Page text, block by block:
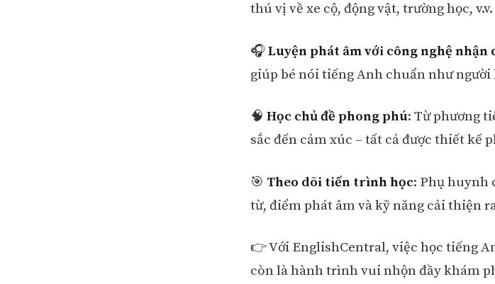
thú vị về xe cộ, động vật, trường học, v.v.
🎧 Luyện phát âm với công nghệ nhận
giúp bé nói tiếng Anh chuẩn như người
🧠 Học chủ đề phong phú: Từ phương
sắc đến cảm xúc – tất cả được thiết kế
🎯 Theo dõi tiến trình học: Phụ huynh
từ, điểm phát âm và kỹ năng cải thiện
👉 Với EnglishCentral, việc học tiếng
còn là hành trình vui nhộn đầy khám